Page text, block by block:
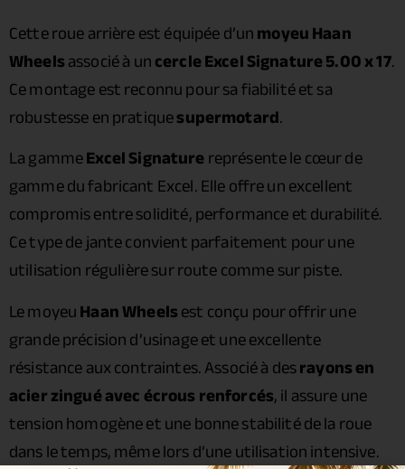
Cette roue arrière est équipée d’unmoyeu Haan
Wheelsassocié à uncercle Excel Signature 5.00 x 17.
Ce montage est reconnu pour sa fiabilité et sa
robustesse en pratiquesupermotard.
La gammeExcel Signaturereprésente le cœur de
gamme du fabricant Excel. Elle offre un excellent
compromis entre solidité, performance et durabilité.
Ce type de jante convient parfaitement pour une
utilisation régulière sur route comme sur piste.
Le moyeuHaan Wheelsest conçu pour offrir une
grande précision d’usinage et une excellente
résistance aux contraintes. Associé à desrayons en
acier zingué avec écrous renforcés, il assure une
tension homogène et une bonne stabilité de la roue
dans le temps, même lors d’une utilisation intensive.